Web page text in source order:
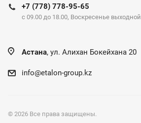
+7 (778) 778-95-65
c 09.00 до 18.00, Воскресенье выходной
Астана, ул. Алихан Бокейхана 20
info@etalon-group.kz
© 2026 Все права защищены.